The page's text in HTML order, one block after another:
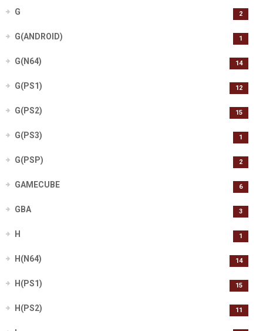
G 2
G(ANDROID) 1
G(N64) 14
G(PS1) 12
G(PS2) 15
G(PS3) 1
G(PSP) 2
GAMECUBE 6
GBA 3
H 1
H(N64) 14
H(PS1) 15
H(PS2) 11